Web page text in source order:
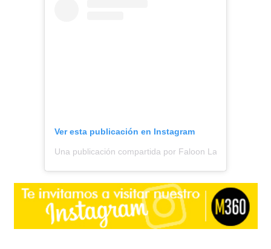
Ver esta publicación en Instagram
Una publicación compartida por Faloon Larraguibel